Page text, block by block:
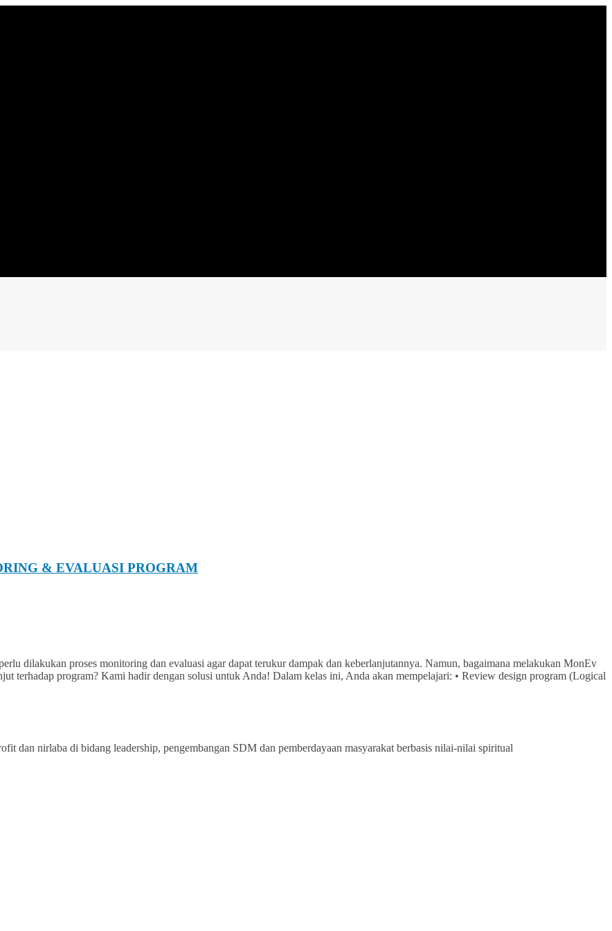
& EVALUASI PROGRAM
dilakukan proses monitoring dan evaluasi agar dapat terukur dampak dan keberlanjutannya. Namun, bagaimana melakukan MonEv
terhadap program? Kami hadir dengan solusi untuk Anda! Dalam kelas ini, Anda akan mempelajari: • Review design program (Logical
dan nirlaba di bidang leadership, pengembangan SDM dan pemberdayaan masyarakat berbasis nilai-nilai spiritual